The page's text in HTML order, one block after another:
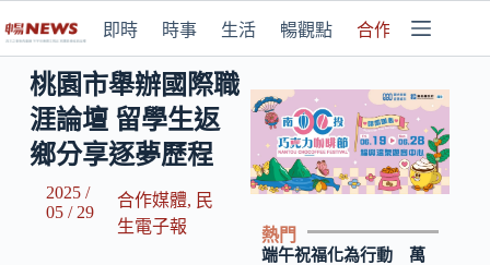
即時 時事 生活 暢觀點 合作媒體
桃園市舉辦國際職
涯論壇 留學生返
鄉分享逐夢歷程
2025 /
05 / 29
合作媒體, 民
生電子報
熱門
端午祝福化為行動 萬